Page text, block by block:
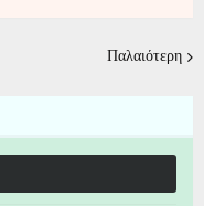
Παλαιότερη